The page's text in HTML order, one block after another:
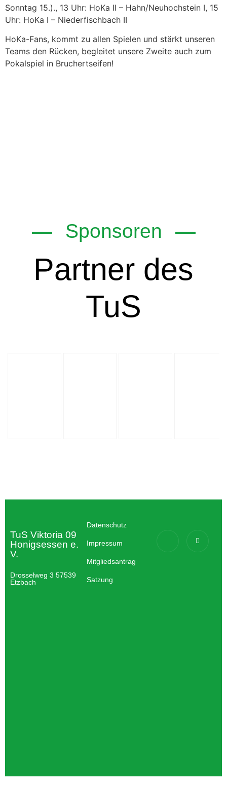
Sonntag 15.)., 13 Uhr: HoKa II – Hahn/Neuhochstein I, 15
Uhr: HoKa I – Niederfischbach II
HoKa-Fans, kommt zu allen Spielen und stärkt unseren
Teams den Rücken, begleitet unsere Zweite auch zum
Pokalspiel in Bruchertseifen!
Sponsoren
Partner des
TuS
TuS Viktoria 09
Honigsessen e.
V.
Drosselweg 3 57539
Etzbach
Datenschutz
Impressum
Mitgliedsantrag
Satzung